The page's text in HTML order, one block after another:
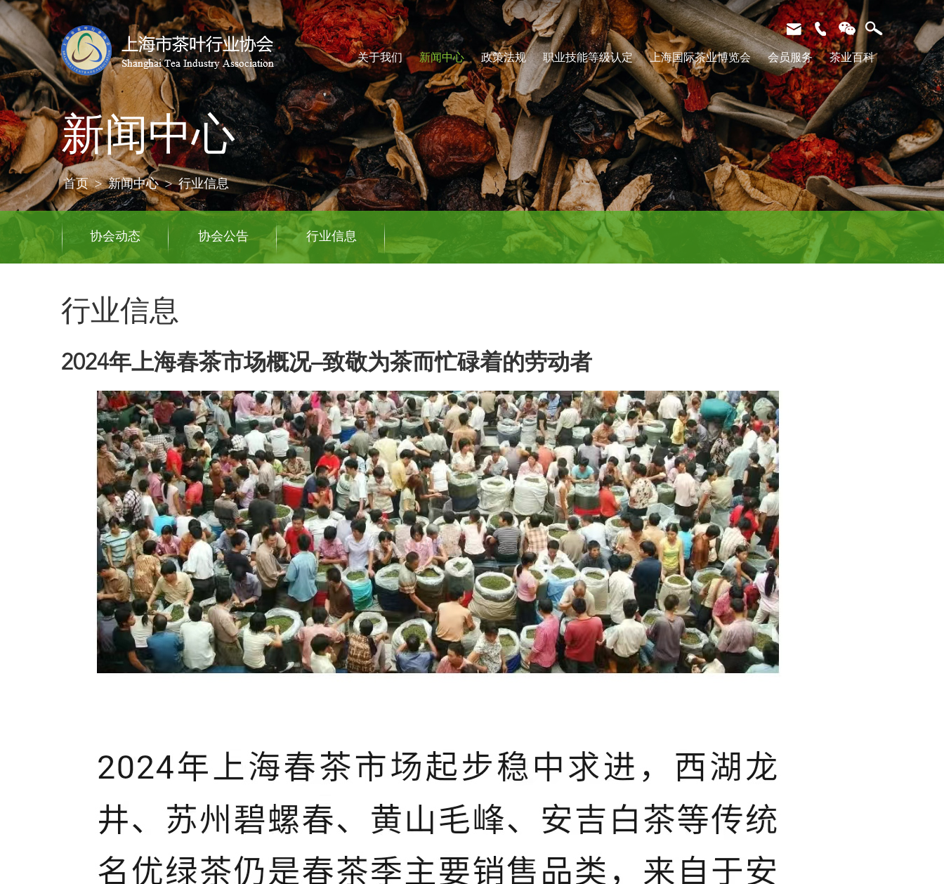
X
关于我们 新闻中心 政策法规 职业技能等级认定 上海国际茶业博览会 会员服务 茶业百科
新闻中心
首页>新闻中心>行业信息
协会动态 协会公告 行业信息
行业信息
2024年上海春茶市场概况–致敬为茶而忙碌着的劳动者